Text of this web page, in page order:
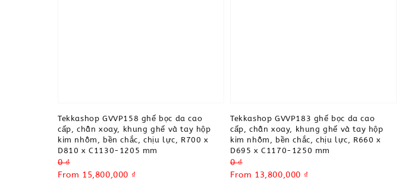
Tekkashop GVVP158 ghế bọc da cao
cấp, chân xoay, khung ghế và tay hộp
kim nhôm, bền chắc, chịu lực, R700 x
D810 x C1130-1205 mm
Regular
price
0 ₫
Sale
From 15,800,000 ₫
Tekkashop GVVP183 ghế bọc da cao
cấp, chân xoay, khung ghế và tay hộp
kim nhôm, bền chắc, chịu lực, R660 x
D695 x C1170-1250 mm
Regular
price
0 ₫
Sale
From 13,800,000 ₫